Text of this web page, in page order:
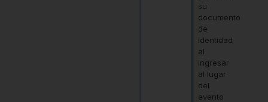
su
documento
de
identidad
al
ingresar
al lugar
del
evento